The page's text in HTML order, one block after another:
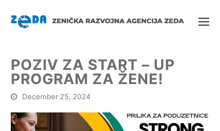
POZIV ZA START – UP
PROGRAM ZA ŽENE!
December 25, 2024